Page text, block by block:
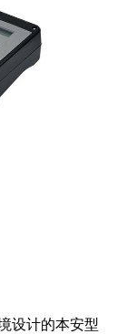
户案例
关于容方
务支持
设计的本安型